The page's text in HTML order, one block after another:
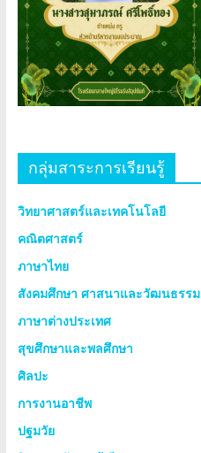
กลุ่มสาระการเรียนรู้
วิทยาศาสตร์และเทคโนโลยี
คณิตศาสตร์
ภาษาไทย
สังคมศึกษา ศาสนาและวัฒนธรรม
ภาษาต่างประเทศ
สุขศึกษาและพลศึกษา
ศิลปะ
การงานอาชีพ
ปฐมวัย